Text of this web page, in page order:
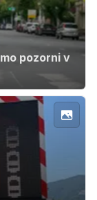
pozorni v